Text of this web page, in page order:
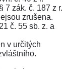
§ 7 zák. č. 187 z r.
zrušena.
č. 55 sb. z. a
v určitých